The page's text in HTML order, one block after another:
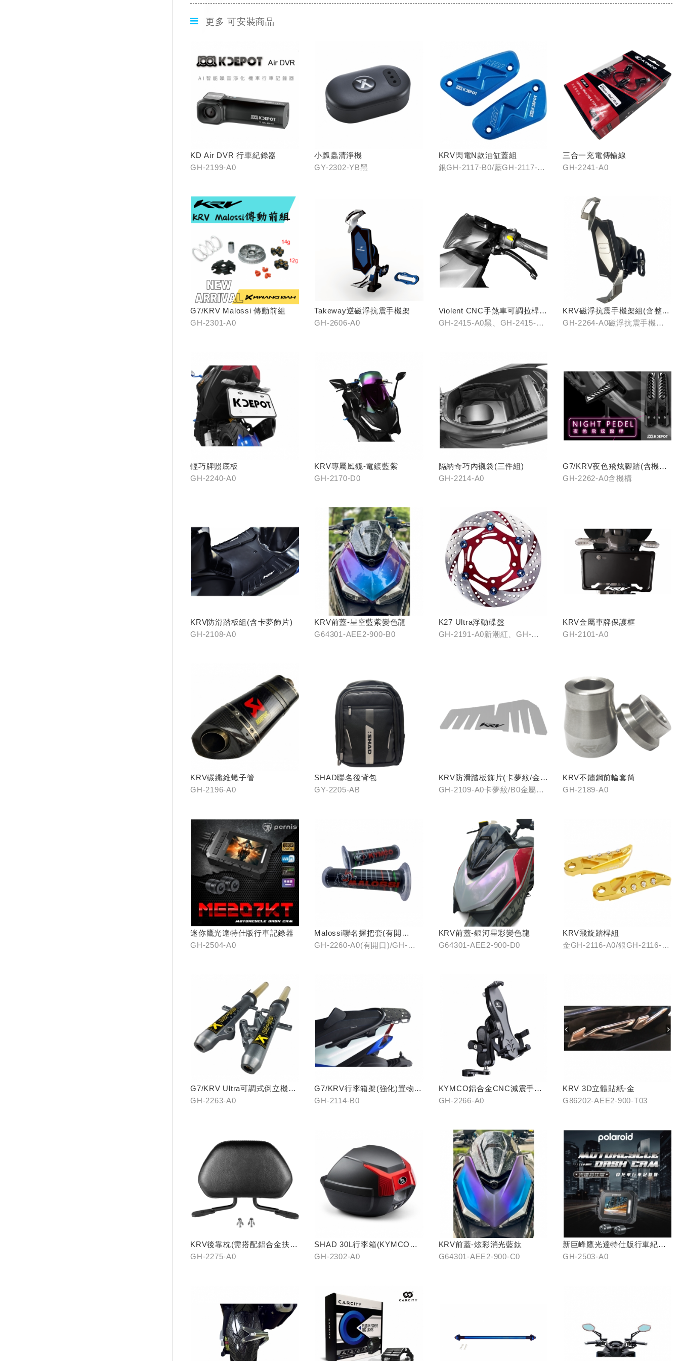
更多 可安裝商品
KD Air DVR 行車紀錄器
GH-2199-A0
小瓢蟲清淨機
GY-2302-YB黑
KRV閃電N款油缸蓋組
銀GH-2117-B0/藍GH-2117-
三合一充電傳輸線
GH-2241-A0
G7/KRV Malossi 傳動前組
GH-2301-A0
Takeway逆磁浮抗震手機架
GH-2606-A0
Violent CNC手煞車可調拉桿
(黑/銀/鈦)
GH-2415-A0黑、GH-2415-B0
KRV磁浮抗震手機架組(含整合
支架)
GH-2264-A0磁浮抗震手機
輕巧牌照底板
GH-2240-A0
KRV專屬風鏡-電鍍藍紫
GH-2170-D0
隔納奇巧內襯袋(三件組)
GH-2214-A0
G7/KRV夜色飛炫腳踏(含機構
LHJ8)
GH-2262-A0含機構
KRV防滑踏板組(含卡夢飾片)
GH-2108-A0
KRV前蓋-星空藍紫變色龍
G64301-AEE2-900-B0
K27 Ultra浮動碟盤
GH-2191-A0新潮紅、GH-
KRV金屬車牌保護框
GH-2101-A0
KRV碳纖維蠍子管
GH-2196-A0
SHAD聯名後背包
GY-2205-AB
KRV防滑踏板飾片(卡夢紋/金屬
髮絲)
GH-2109-A0卡夢紋/B0金屬髮
KRV不鏽鋼前輪套筒
GH-2189-A0
迷你鷹光達特仕版行車記錄器
GH-2504-A0
Malossi聯名握把套(有開
口)/(無開口)
GH-2260-A0(有開口)/GH-
KRV前蓋-銀河星彩變色龍
G64301-AEE2-900-D0
KRV飛旋踏桿組
金GH-2116-A0/銀GH-2116-
G7/KRV Ultra可調式倒立機構
前叉組
GH-2263-A0
G7/KRV行李箱架(強化)置物版
型
GH-2114-B0
KYMCO鋁合金CNC減震手機
架
GH-2266-A0
KRV 3D立體貼紙-金
G86202-AEE2-900-T03
KRV後靠枕(需搭配鋁合金扶
手)
GH-2275-A0
SHAD 30L行李箱(KYMCO專
屬款)
GH-2302-A0
KRV前蓋-炫彩消光藍鈦
G64301-AEE2-900-C0
新巨峰鷹光達特仕版行車紀錄
器
GH-2503-A0